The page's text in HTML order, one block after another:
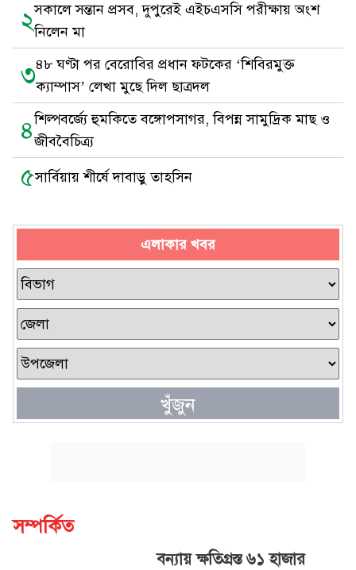
২সকালে সন্তান প্রসব, দুপুরেই এইচএসসি পরীক্ষায় অংশ
নিলেন মা
৩৪৮ ঘণ্টা পর বেরোবির প্রধান ফটকের ‘শিবিরমুক্ত
ক্যাম্পাস’ লেখা মুছে দিল ছাত্রদল
৪শিল্পবর্জ্যে হুমকিতে বঙ্গোপসাগর, বিপন্ন সামুদ্রিক মাছ ও
জীববৈচিত্র্য
৫সার্বিয়ায় শীর্ষে দাবাড়ু তাহসিন
এলাকার খবর
খুঁজুন
সম্পর্কিত
বন্যায় ক্ষতিগ্রস্ত ৬১ হাজার